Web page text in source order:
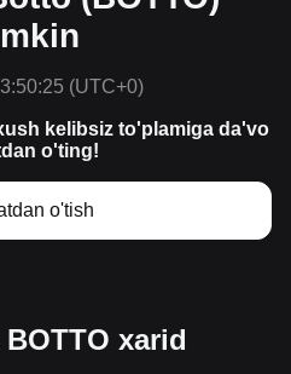
(UTC+0)
kelibsiz to'plamiga da'vo
o'ting!
o'tish
xarid